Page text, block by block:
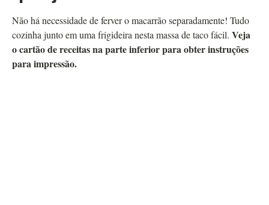
Não há necessidade de ferver o macarrão separadamente! Tudo
cozinha junto em uma frigideira nesta massa de taco fácil. Veja
o cartão de receitas na parte inferior para obter instruções
para impressão.